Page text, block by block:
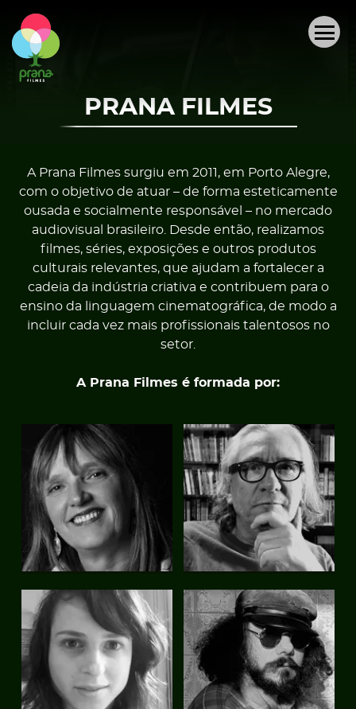
PROJETOS
OUTRAS REALIZAÇÕES
ACERVO
NOTÍCIAS
CONTATO
PT EN
PRANA FILMES
A Prana Filmes surgiu em 2011, em Porto Alegre,
com o objetivo de atuar – de forma esteticamente
ousada e socialmente responsável – no mercado
audiovisual brasileiro. Desde então, realizamos
filmes, séries, exposições e outros produtos
culturais relevantes, que ajudam a fortalecer a
cadeia da indústria criativa e contribuem para o
ensino da linguagem cinematográfica, de modo a
incluir cada vez mais profissionais talentosos no
setor.
A Prana Filmes é formada por: